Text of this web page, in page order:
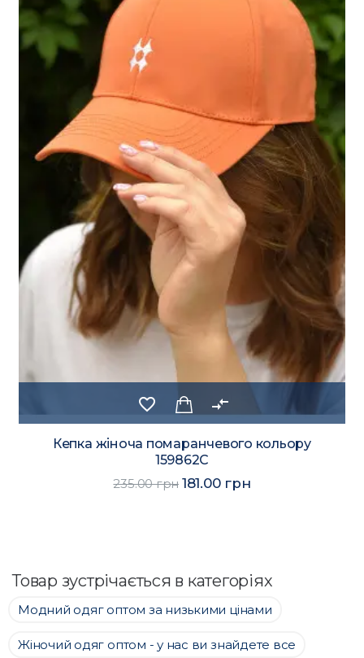
favorite_border compare_arrows
Кепка жіноча помаранчевого кольору
159862C
235.00 грн 181.00 грн
Товар зустрічається в категоріях
Модний одяг оптом за низькими цінами
Жіночий одяг оптом - у нас ви знайдете все